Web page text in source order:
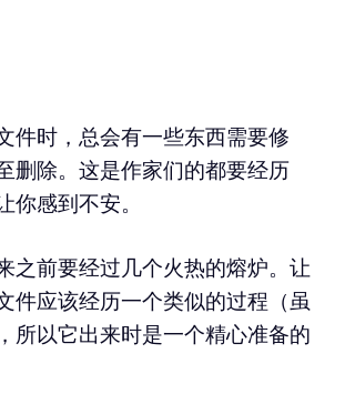
件时，总会有一些东西需要修
删除。这是作家们的都要经历
你感到不安。
之前要经过几个火热的熔炉。让
件应该经历一个类似的过程（虽
所以它出来时是一个精心准备的